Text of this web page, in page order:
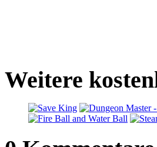
Weitere